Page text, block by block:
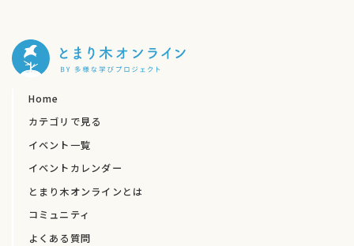
Home
カテゴリで見る
イベント一覧
イベントカレンダー
とまり木オンラインとは
コミュニティ
よくある質問